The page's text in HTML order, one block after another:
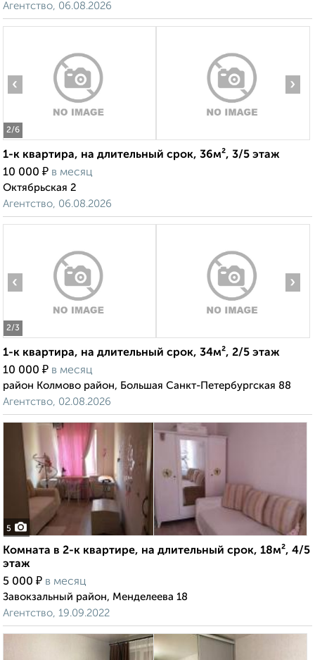
Агентство, 06.08.2026
2/6
‹ ›
1-к квартира, на длительный срок, 36м², 3/5 этаж
10 000 ₽ в месяц
Октябрьская 2
Агентство, 06.08.2026
2/3
‹ ›
1-к квартира, на длительный срок, 34м², 2/5 этаж
10 000 ₽ в месяц
район Колмово район, Большая Санкт-Петербургская 88
Агентство, 02.08.2026
5
Комната в 2-к квартире, на длительный срок, 18м², 4/5
этаж
5 000 ₽ в месяц
Завокзальный район, Менделеева 18
Агентство, 19.09.2022